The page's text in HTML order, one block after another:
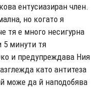
ентусиазиран член.
но когато я
тя е много несигурна
5 минути тя
и предупреждава Ния
като антитеза
може да й наподобява